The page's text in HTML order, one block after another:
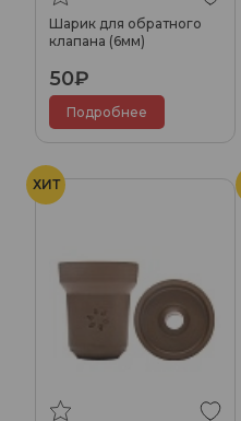
Шарик для обратного
клапана (6мм)
50₽
Подробнее
ХИТ